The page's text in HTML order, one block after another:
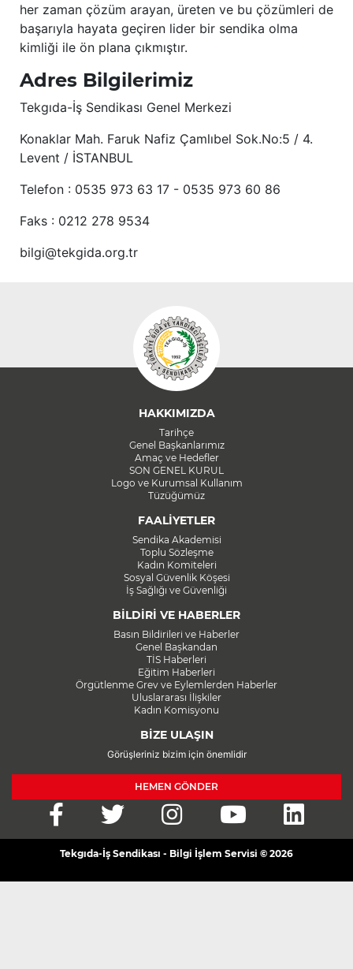
her zaman çözüm arayan, üreten ve bu çözümleri de
başarıyla hayata geçiren lider bir sendika olma
kimliği ile ön plana çıkmıştır.
Adres Bilgilerimiz
Tekgıda-İş Sendikası Genel Merkezi
Konaklar Mah. Faruk Nafiz Çamlıbel Sok.No:5 / 4.
Levent / İSTANBUL
Telefon : 0535 973 63 17 - 0535 973 60 86
Faks : 0212 278 9534
bilgi@tekgida.org.tr
HAKKIMIZDA
Tarihçe
Genel Başkanlarımız
Amaç ve Hedefler
SON GENEL KURUL
Logo ve Kurumsal Kullanım
Tüzüğümüz
FAALİYETLER
Sendika Akademisi
Toplu Sözleşme
Kadın Komiteleri
Sosyal Güvenlik Köşesi
İş Sağlığı ve Güvenliği
BİLDİRİ VE HABERLER
Basın Bildirileri ve Haberler
Genel Başkandan
TİS Haberleri
Eğitim Haberleri
Örgütlenme Grev ve Eylemlerden Haberler
Uluslararası İlişkiler
Kadın Komisyonu
BİZE ULAŞIN
Görüşleriniz bizim için önemlidir
HEMEN GÖNDER
Tekgıda-İş Sendikası - Bilgi İşlem Servisi © 2026